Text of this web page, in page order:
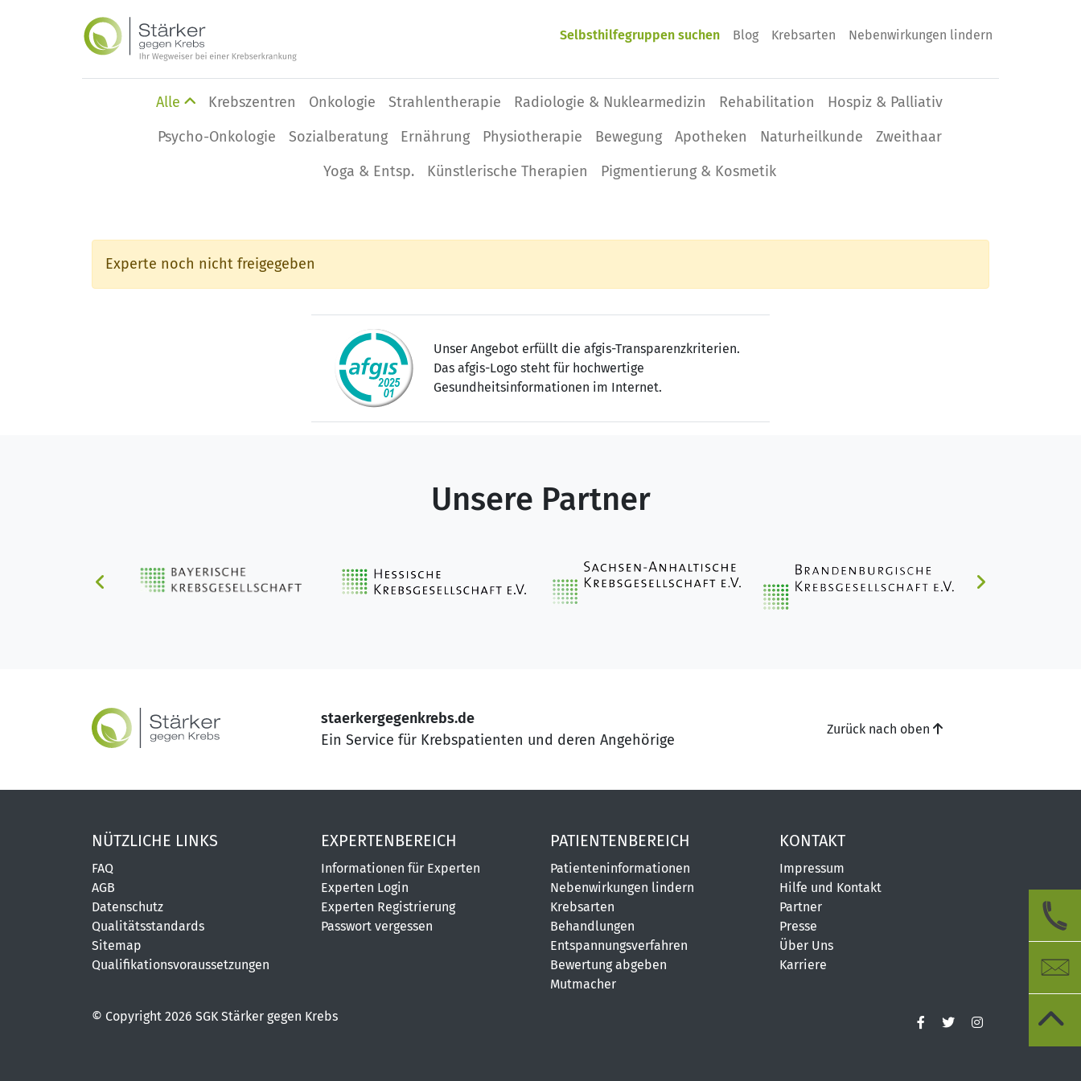
Selbsthilfegruppen suchen Blog Krebsarten Nebenwirkungen lindern
Alle Krebszentren Onkologie Strahlentherapie Radiologie & Nuklearmedizin Rehabilitation
Hospiz & Palliativ
Psycho-Onkologie
Sozialberatung Ernährung Physio­therapie Bewegung Apotheken Naturheilkunde
Zweithaar
Yoga & Entsp.
Künstlerische Therapien Pigmentierung & Kosmetik
Experte noch nicht freigegeben
Unser Angebot erfüllt die afgis-Transparenzkriterien.
Das afgis-Logo steht für hochwertige
Gesundheitsinformationen im Internet.
Unsere Partner
staerkergegenkrebs.de
Ein Service für Krebspatienten und deren Angehörige
Zurück nach oben
NÜTZLICHE LINKS
FAQ
AGB
Datenschutz
Qualitätsstandards
Sitemap
Qualifikationsvoraussetzungen
EXPERTENBEREICH
Informationen für Experten
Experten Login
Experten Registrierung
Passwort vergessen
PATIENTENBEREICH
Patienteninformationen
Nebenwirkungen lindern
Krebsarten
Behandlungen
Entspannungsverfahren
Bewertung abgeben
Mutmacher
KONTAKT
Impressum
Hilfe und Kontakt
Partner
Presse
Über Uns
Karriere
© Copyright 2026 SGK Stärker gegen Krebs